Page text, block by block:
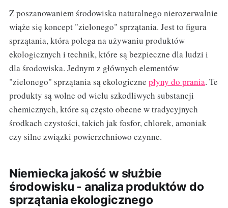
Z poszanowaniem środowiska naturalnego nierozerwalnie
wiąże się koncept "zielonego" sprzątania. Jest to figura
sprzątania, która polega na używaniu produktów
ekologicznych i technik, które są bezpieczne dla ludzi i
dla środowiska. Jednym z głównych elementów
"zielonego" sprzątania są ekologiczne płyny do prania. Te
produkty są wolne od wielu szkodliwych substancji
chemicznych, które są często obecne w tradycyjnych
środkach czystości, takich jak fosfor, chlorek, amoniak
czy silne związki powierzchniowo czynne.
Niemiecka jakość w służbie
środowisku - analiza produktów do
sprzątania ekologicznego